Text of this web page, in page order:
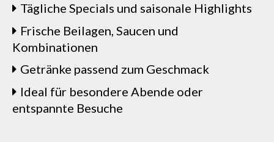
Tägliche Specials und saisonale Highlights
Frische Beilagen, Saucen und
Kombinationen
Getränke passend zum Geschmack
Ideal für besondere Abende oder
entspannte Besuche